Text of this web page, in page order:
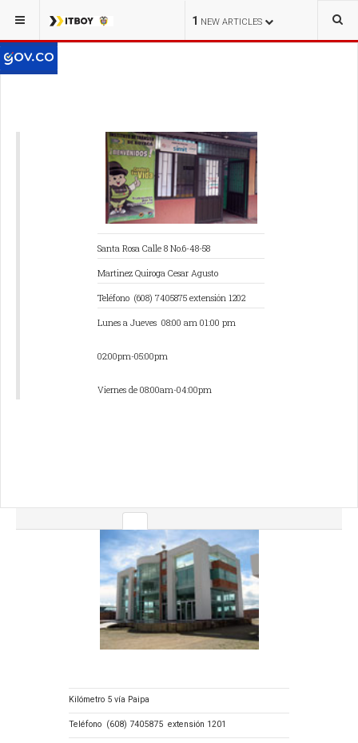
1 NEW ARTICLES
Santa Rosa Calle 8 No.6-48-58
Martinez Quiroga Cesar Agusto
Teléfono (608) 7405875 extensión 1202
Lunes a Jueves 08:00 am 01:00 pm
02:00pm-05:00pm
Viernes de 08:00am-04:00pm
Kilómetro 5 vía Paipa
Teléfono (608) 7405875 extensión 1201